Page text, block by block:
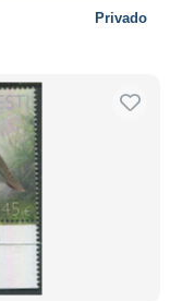
Privado